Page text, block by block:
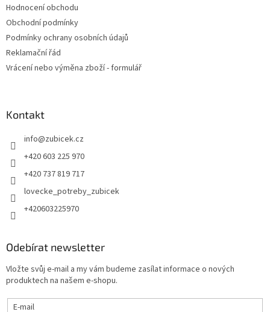
Hodnocení obchodu
Obchodní podmínky
Podmínky ochrany osobních údajů
Reklamační řád
Vrácení nebo výměna zboží - formulář
Kontakt
info@zubicek.cz
+420 603 225 970
+420 737 819 717
lovecke_potreby_zubicek
+420603225970
Odebírat newsletter
Vložte svůj e-mail a my vám budeme zasílat informace o nových
produktech na našem e-shopu.
E-mail